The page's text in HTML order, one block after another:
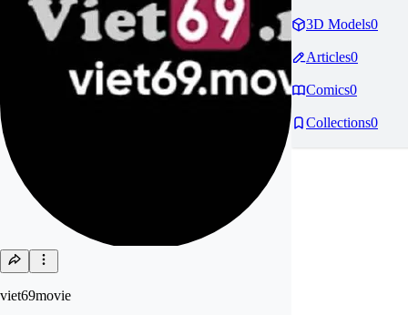
viet69movie
3D Models0
Articles0
Comics0
Collections0